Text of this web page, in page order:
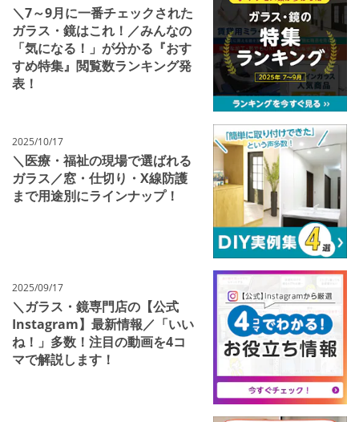
＼7～9月に一番チェックされた
ガラス・鏡はこれ！／みんなの
「気になる！」が分かる『おす
すめ特集』閲覧数ランキング発
表！
＼医療・福祉の現場で選ばれる
ガラス／窓・仕切り・X線防護
まで用途別にラインナップ！
2025/10/17
＼ガラス・鏡専門店の【公式
Instagram】最新情報／「いい
ね！」多数！注目の動画を4コ
マで解説します！
2025/09/17